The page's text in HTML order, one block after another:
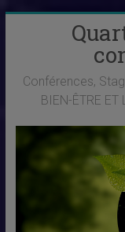
Conférences,
BIEN-ÊTRE ET